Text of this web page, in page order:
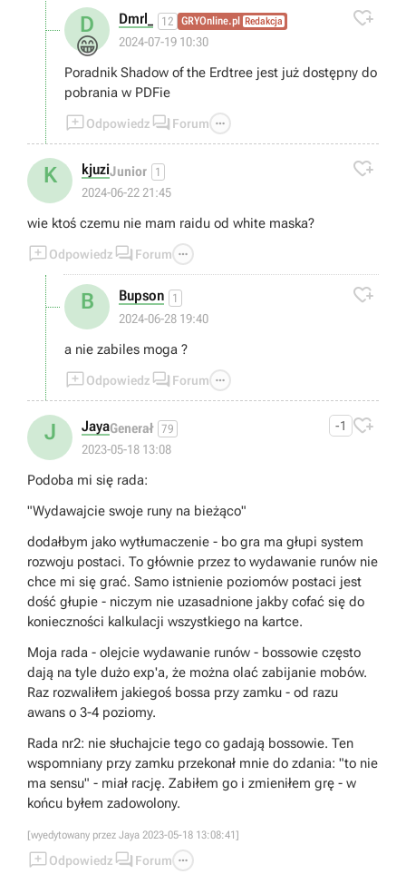
D
😁
Dmrl_ 12 GRYOnline.pl Redakcja
2024-07-19 10:30

Poradnik Shadow of the Erdtree jest już dostępny do
pobrania w PDFie
Odpowiedz  Forum 
K kjuziJunior 1
2024-06-22 21:45

wie ktoś czemu nie mam raidu od white maska?
Odpowiedz  Forum 
B Bupson 1
2024-06-28 19:40

a nie zabiles moga ?
Odpowiedz  Forum 
J JayaGenerał 79
2023-05-18 13:08
-1 
Podoba mi się rada:
"Wydawajcie swoje runy na bieżąco"
dodałbym jako wytłumaczenie - bo gra ma głupi system
rozwoju postaci. To głównie przez to wydawanie runów nie
chce mi się grać. Samo istnienie poziomów postaci jest
dość głupie - niczym nie uzasadnione jakby cofać się do
konieczności kalkulacji wszystkiego na kartce.
Moja rada - olejcie wydawanie runów - bossowie często
dają na tyle dużo exp'a, że można olać zabijanie mobów.
Raz rozwaliłem jakiegoś bossa przy zamku - od razu
awans o 3-4 poziomy.
Rada nr2: nie słuchajcie tego co gadają bossowie. Ten
wspomniany przy zamku przekonał mnie do zdania: "to nie
ma sensu" - miał rację. Zabiłem go i zmieniłem grę - w
końcu byłem zadowolony.
[wyedytowany przez Jaya 2023-05-18 13:08:41]
Odpowiedz  Forum 